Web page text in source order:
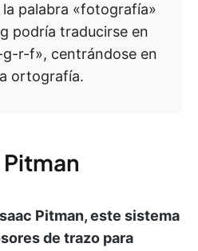
la palabra «fotografía»
podría traducirse en
r-f», centrándose en
ortografía.
Pitman, este sistema
de trazo para